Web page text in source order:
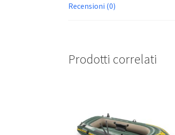
Recensioni (0)
Prodotti correlati